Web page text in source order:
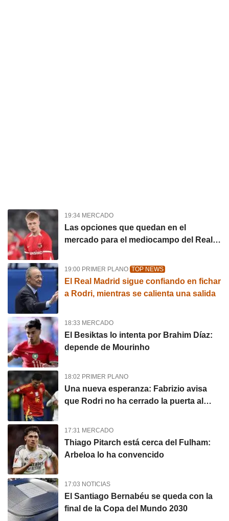
19:34 MERCADO
Las opciones que quedan en el
mercado para el mediocampo del Real
19:00 PRIMER PLANO TOP NEWS
El Real Madrid sigue confiando en fichar
a Rodri, mientras se calienta una salida
18:33 MERCADO
El Besiktas lo intenta por Brahim Díaz:
depende de Mourinho
18:02 PRIMER PLANO
Una nueva esperanza: Fabrizio avisa
que Rodri no ha cerrado la puerta al
17:31 MERCADO
Thiago Pitarch está cerca del Fulham:
Arbeloa lo ha convencido
17:03 NOTICIAS
El Santiago Bernabéu se queda con la
final de la Copa del Mundo 2030